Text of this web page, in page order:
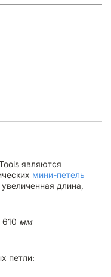
являются
мини-петель
длина,
мм
петли: